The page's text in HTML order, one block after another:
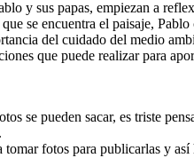
y sus papas, empiezan a
se encuentra el paisaje, Pablo
del cuidado del medio
que puede realizar para
se pueden sacar, es triste
fotos para publicarlas y así